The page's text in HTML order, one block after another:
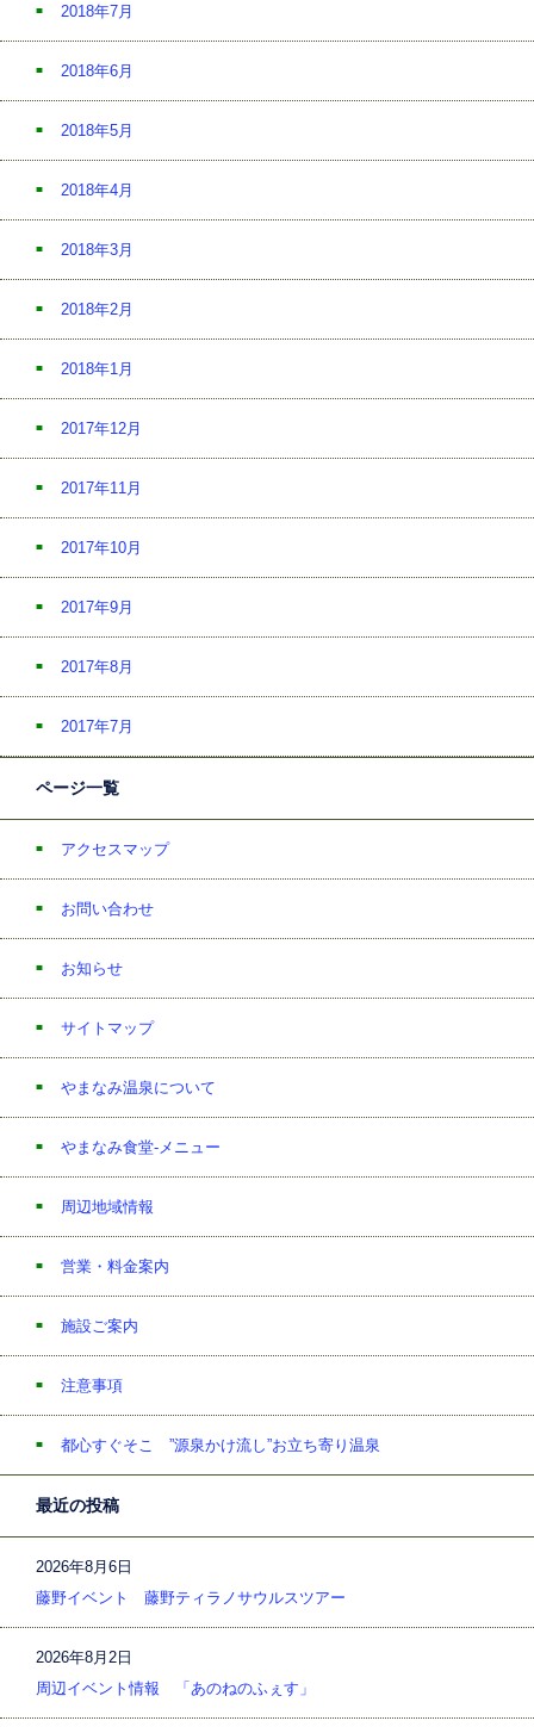
2018年7月
2018年6月
2018年5月
2018年4月
2018年3月
2018年2月
2018年1月
2017年12月
2017年11月
2017年10月
2017年9月
2017年8月
2017年7月
ページ一覧
アクセスマップ
お問い合わせ
お知らせ
サイトマップ
やまなみ温泉について
やまなみ食堂-メニュー
周辺地域情報
営業・料金案内
施設ご案内
注意事項
都心すぐそこ ”源泉かけ流し”お立ち寄り温泉
最近の投稿
2026年8月6日
藤野イベント 藤野ティラノサウルスツアー
2026年8月2日
周辺イベント情報 「あのねのふぇす」